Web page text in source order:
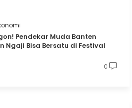
Pendekar Muda Banten
Ngaji Bisa Bersatu di Festival
0